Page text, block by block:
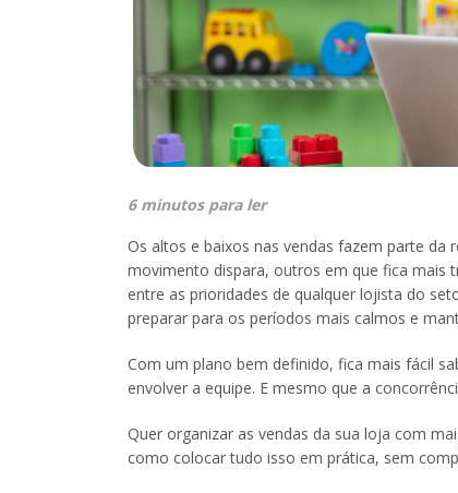
6 minutos para ler
Os altos e baixos nas vendas fazem parte
movimento dispara, outros em que fica mais
entre as prioridades de qualquer lojista do
preparar para os períodos mais calmos e
Com um plano bem definido, fica mais fácil
envolver a equipe. E mesmo que a
Quer organizar as vendas da sua loja com
como colocar tudo isso em prática, sem